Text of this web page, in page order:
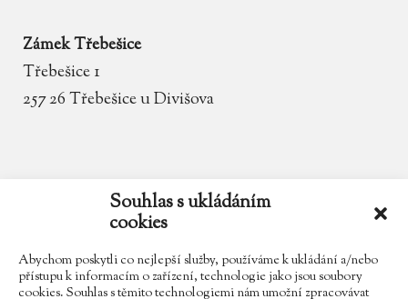
Souhlas s ukládáním
cookies
Abychom poskytli co nejlepší služby, používáme k ukládání a/nebo
přístupu k informacím o zařízení, technologie jako jsou soubory
cookies. Souhlas s těmito technologiemi nám umožní zpracovávat
Zámek Třebešice
Třebešice 1
257 26 Třebešice u Divišova
zamek.trebesice@volny.cz
602 354 467